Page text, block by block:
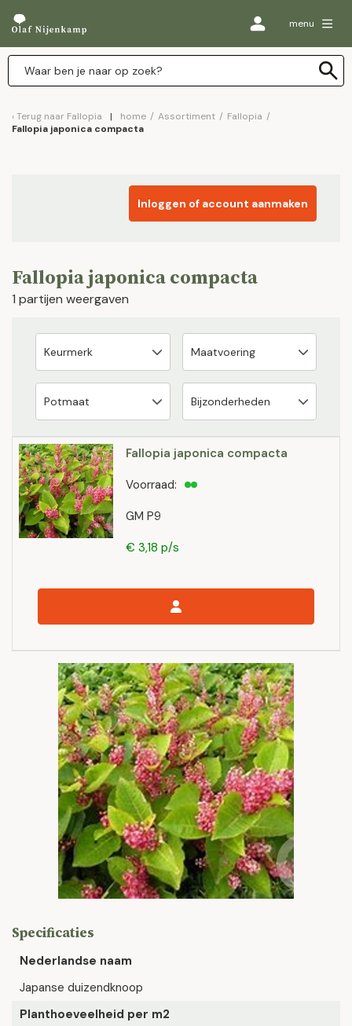
menu
Terug naar Fallopia home / Assortiment / Fallopia /
Fallopia japonica compacta
Inloggen of account aanmaken
Fallopia japonica compacta
1 partijen weergaven
Fallopia japonica compacta
GM P9
Voorraad:
€ 3,18 p/s
Specificaties
Nederlandse naam
Japanse duizendknoop
Planthoeveelheid per m2